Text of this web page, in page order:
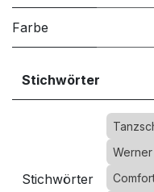
Farbe
Stichwörter
Stichwörter